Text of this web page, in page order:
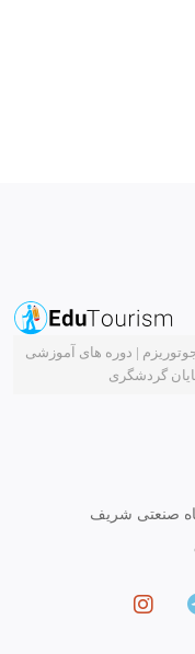
| دوره های آموزشی
گردشگری
صنعتی شریف